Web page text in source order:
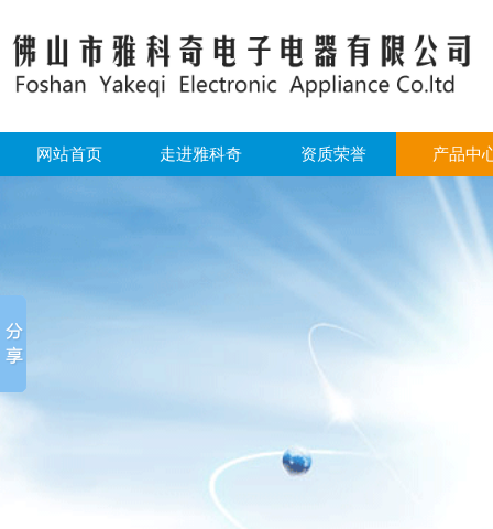
网站首页 走进雅科奇 资质荣誉 产品中